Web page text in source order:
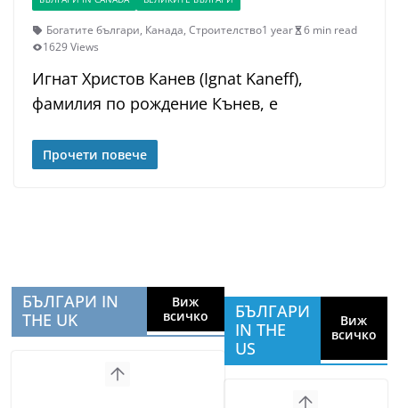
Богатите българи, Канада, Строителство1 year
6 min read
1629 Views
Игнат Христов Канев (Ignat Kaneff),
фамилия по рождение Кънев, е
Прочети повече
БЪЛГАРИ IN
THE UK
Виж
всичко
БЪЛГАРИ
IN THE
US
Виж
всичко